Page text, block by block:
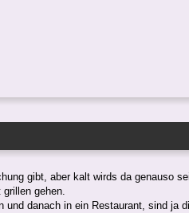
gibt, aber kalt wirds da genauso
gehen.
danach in ein Restaurant, sind ja